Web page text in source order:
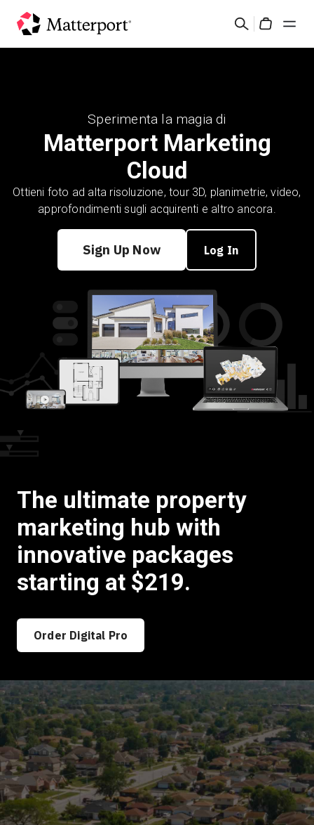
Cerca
Prezzi
Risorse
Scopri le novità
Contattaci
Accedi
Prova gratuita
Vendite:+39 02 87045024
Sperimenta la magia di
Matterport Marketing
Cloud
Ottieni foto ad alta risoluzione, tour 3D, planimetrie, video,
approfondimenti sugli acquirenti e altro ancora.
Sign Up Now Log In
The ultimate property
marketing hub with
innovative packages
starting at $219.
Order Digital Pro